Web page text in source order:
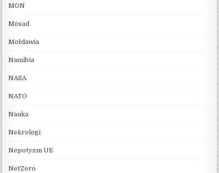
MON
Mosad
Mołdawia
Namibia
NASA
NATO
Nauka
Nekrologi
Nepotyzm UE
NetZero